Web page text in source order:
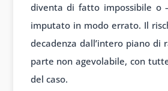
diventa di fatto impossibile o
imputato in modo errato. Il
decadenza dall’intero piano di
parte non agevolabile, con
del caso.